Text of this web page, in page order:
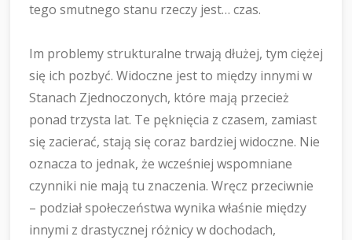
tego smutnego stanu rzeczy jest… czas.
Im problemy strukturalne trwają dłużej, tym ciężej
się ich pozbyć. Widoczne jest to między innymi w
Stanach Zjednoczonych, które mają przecież
ponad trzysta lat. Te pęknięcia z czasem, zamiast
się zacierać, stają się coraz bardziej widoczne. Nie
oznacza to jednak, że wcześniej wspomniane
czynniki nie mają tu znaczenia. Wręcz przeciwnie
– podział społeczeństwa wynika właśnie między
innymi z drastycznej różnicy w dochodach,